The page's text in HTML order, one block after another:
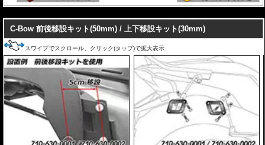
C-Bow 前後移設キット(50mm) / 上下移設キット(30mm)
スワイプでスクロール、クリック(タップ)で拡大表示